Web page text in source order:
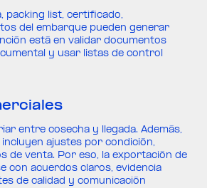
packing list, certificado,
del embarque pueden generar
está en validar documentos
y usar listas de control
entre cosecha y llegada. Además,
ajustes por condición,
de venta. Por eso, la exportación de
con acuerdos claros, evidencia
de calidad y comunicación